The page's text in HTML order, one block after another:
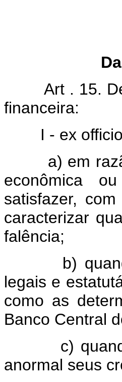
Art . 15.
financeira:
I - ex
a) em razão
econômica
satisfazer,
caracterizar
falência;
b) quando a
legais e
como as
Banco Central
c) quando a
anormal seus